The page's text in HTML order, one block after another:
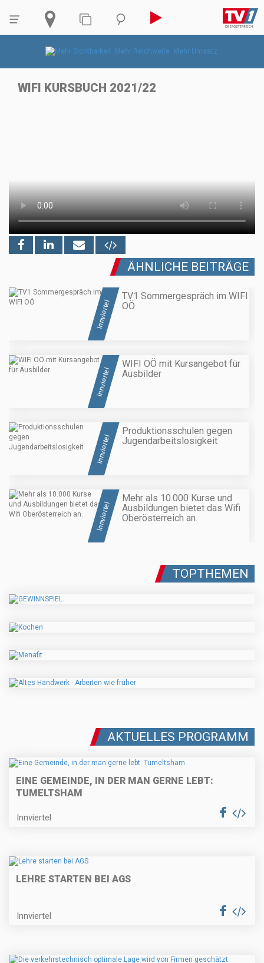
WIFI KURSBUCH 2021/22
ÄHNLICHE BEITRÄGE
Innviertel
TV1 Sommergespräch im WIFI
OÖ
Innviertel
WIFI OÖ mit Kursangebot für
Ausbilder
Innviertel
Produktionsschulen gegen
Jugendarbeitslosigkeit
Innviertel
Mehr als 10.000 Kurse und
Ausbildungen bietet das Wifi
Oberösterreich an.
TOPTHEMEN
AKTUELLES PROGRAMM
EINE GEMEINDE, IN DER MAN GERNE LEBT:
TUMELTSHAM
Innviertel
LEHRE STARTEN BEI AGS
Innviertel